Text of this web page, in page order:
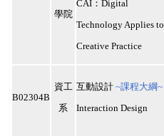
學院
CAI ： Digital
Technology Applies to
Creative Practice
B02304B
資工
系
互動設計 ~課程大綱~
Interaction Design